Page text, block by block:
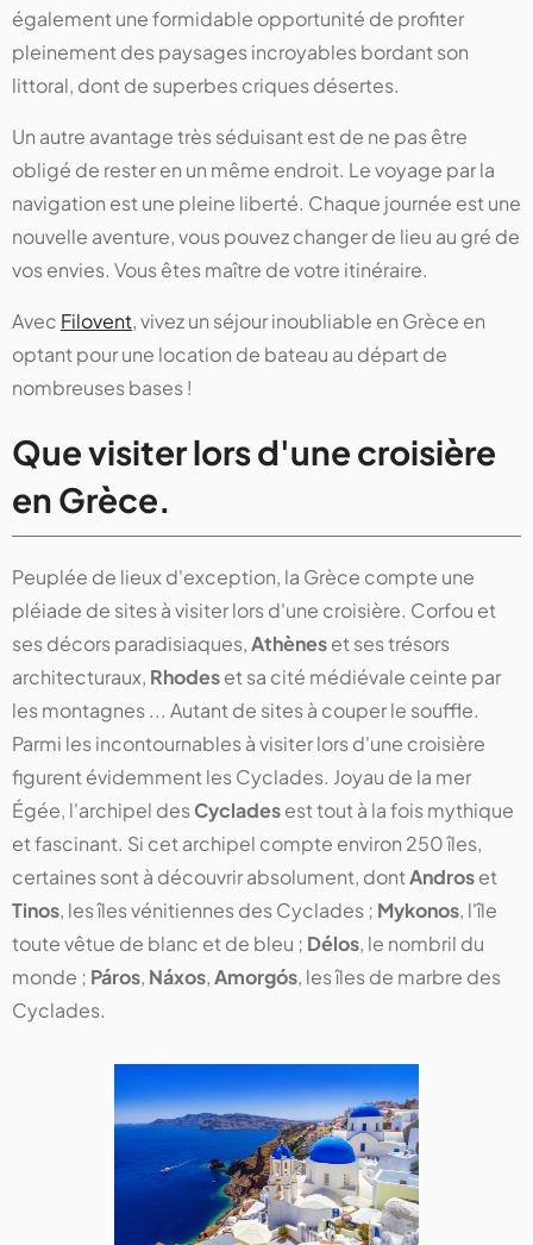
également une formidable opportunité de profiter
pleinement des paysages incroyables bordant son
littoral, dont de superbes criques désertes.
Un autre avantage très séduisant est de ne pas être
obligé de rester en un même endroit. Le voyage par la
navigation est une pleine liberté. Chaque journée est une
nouvelle aventure, vous pouvez changer de lieu au gré de
vos envies. Vous êtes maître de votre itinéraire.
Avec Filovent, vivez un séjour inoubliable en Grèce en
optant pour une location de bateau au départ de
nombreuses bases !
Que visiter lors d'une croisière
en Grèce.
Peuplée de lieux d'exception, la Grèce compte une
pléiade de sites à visiter lors d'une croisière. Corfou et
ses décors paradisiaques,Athèneset ses trésors
architecturaux, Rhodeset sa cité médiévale ceinte par
les montagnes ... Autant de sites à couper le souffle.
Parmi les incontournables à visiter lors d'une croisière
figurent évidemment les Cyclades. Joyau de la mer
Égée, l'archipel desCycladesest tout à la fois mythique
et fascinant. Si cet archipel compte environ 250 îles,
certaines sont à découvrir absolument, dontAndroset
Tinos, les îles vénitiennes des Cyclades ; Mykonos, l'île
toute vêtue de blanc et de bleu ; Délos, le nombril du
monde ; Páros, Náxos,Amorgós, les îles de marbre des
Cyclades.